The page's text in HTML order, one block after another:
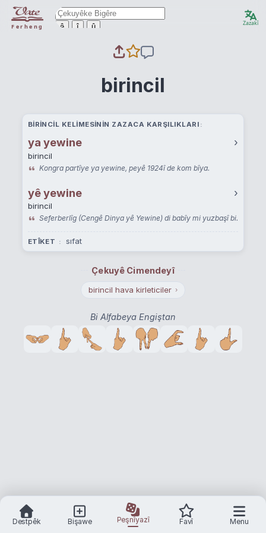
Ferheng ê î û Zazakî
birincil
BIRINCIL KELIMESININ ZAZACA KARŞILIKLARI
ya yewine ›
birincil
Kongra partîye ya yewine, peyê 1924î de kom bîya.
yê yewine ›
birincil
Seferberlîg (Cengê Dinya yê Yewine) di babîy mi yuzbaşî bi.
ETÎKET sıfat
Çekuyê Cimendeyî
birincil hava kirleticiler ›
Bi Alfabeya Engiştan
Destpêk Bişawe Peşnîyazî Favî Menu